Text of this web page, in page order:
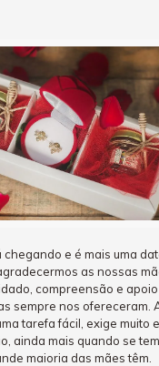
chegando e é mais uma
as nossas
compreensão e apoio
sempre nos ofereceram.
tarefa fácil, exige muito
ainda mais quando se
maioria das mães têm.